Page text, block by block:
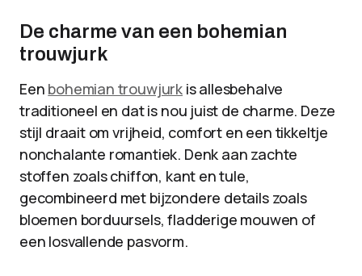
De charme van een bohemian
trouwjurk
Een bohemian trouwjurk is allesbehalve
traditioneel en dat is nou juist de charme. Deze
stijl draait om vrijheid, comfort en een tikkeltje
nonchalante romantiek. Denk aan zachte
stoffen zoals chiffon, kant en tule,
gecombineerd met bijzondere details zoals
bloemen borduursels, fladderige mouwen of
een losvallende pasvorm.